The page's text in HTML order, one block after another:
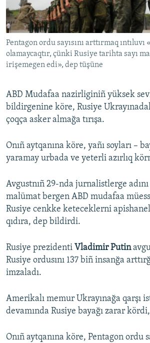
Русский
Українською
QOŞULIÑIZ!
RFE/RS bütün saytları
Pentagon ordu sayısını arttırmaq
olamaycaqtır, çünki Rusiye tarihta sayı
irişemegen edi», dep tüşüne
ABD Mudafaa nazirliginiñ yüksek
bildirgenine köre, Rusiye
çoqça asker almağa tırışa.
Onıñ aytqanına köre, yañı soyları –
yaramay urbada ve yeterli azırlıq
Avgustnıñ 29-nda jurnalistlerge
malümat bergen ABD mudafaa
Rusiye cenkke keteceklerni
qıdıra, dep bildirdi.
Rusiye prezidenti Vladimir Putin
Rusiye ordusını 137 biñ insanğa
imzaladı.
Amerikalı memur Ukrayınağa qarşı
devamında Rusiye bayağı zarar
Onıñ aytqanına köre, Pentagon ordu